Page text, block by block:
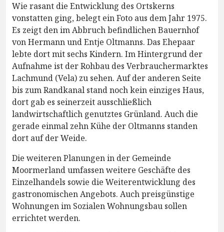
Wie rasant die Entwicklung des Ortskerns
vonstatten ging, belegt ein Foto aus dem Jahr 1975.
Es zeigt den im Abbruch befindlichen Bauernhof
von Hermann und Entje Oltmanns. Das Ehepaar
lebte dort mit sechs Kindern. Im Hintergrund der
Aufnahme ist der Rohbau des Verbrauchermarktes
Lachmund (Vela) zu sehen. Auf der anderen Seite
bis zum Randkanal stand noch kein einziges Haus,
dort gab es seinerzeit ausschließlich
landwirtschaftlich genutztes Grünland. Auch die
gerade einmal zehn Kühe der Oltmanns standen
dort auf der Weide.
Die weiteren Planungen in der Gemeinde
Moormerland umfassen weitere Geschäfte des
Einzelhandels sowie die Weiterentwicklung des
gastronomischen Angebots. Auch preisgünstige
Wohnungen im Sozialen Wohnungsbau sollen
errichtet werden.